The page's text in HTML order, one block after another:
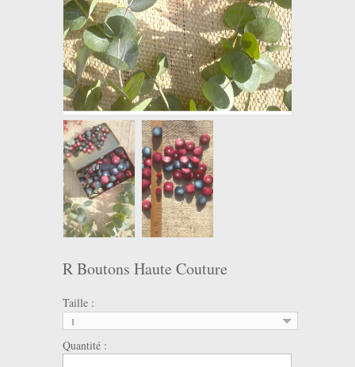
R Boutons Haute Couture
Taille :
1
Quantité :